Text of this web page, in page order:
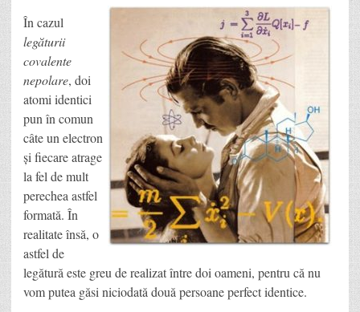
În cazul
legăturii
covalente
nepolare, doi
atomi identici
pun în comun
câte un electron
și fiecare atrage
la fel de mult
perechea astfel
formată. În
realitate însă, o
astfel de
legătură este greu de realizat între doi oameni, pentru că nu
vom putea găsi niciodată două persoane perfect identice.